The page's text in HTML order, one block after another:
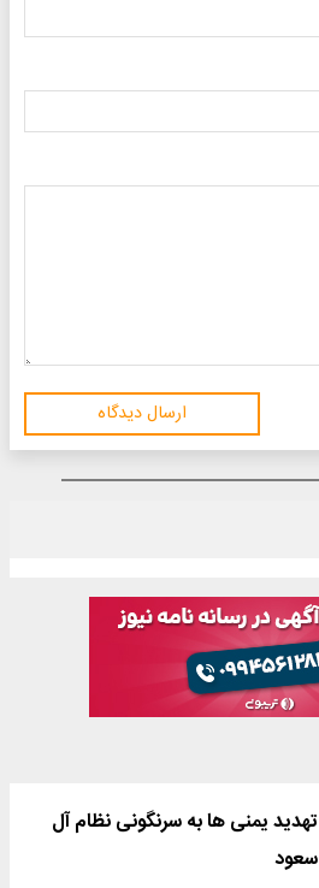
ارسال دیدگاه
تهدید یمنی ها به سرنگونی نظام آل
سعود